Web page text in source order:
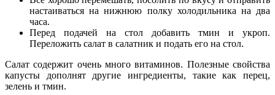
настаиваться на нижнюю полку холодильника на два
часа.
Перед подачей на стол добавить тмин и укроп.
Переложить салат в салатник и подать его на стол.
Салат содержит очень много витаминов. Полезные свойства
капусты дополнят другие ингредиенты, такие как перец,
зелень и тмин.